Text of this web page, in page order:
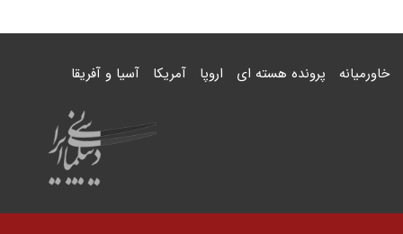
خاورمیانه پرونده هسته ای اروپا آمریکا آسیا و آفریقا